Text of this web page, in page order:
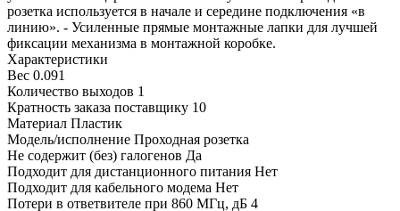
розетка используется в начале и середине подключения «в
линию». - Усиленные прямые монтажные лапки для лучшей
фиксации механизма в монтажной коробке.
Характеристики
Вес 0.091
Количество выходов 1
Кратность заказа поставщику 10
Материал Пластик
Модель/исполнение Проходная розетка
Не содержит (без) галогенов Да
Подходит для дистанционного питания Нет
Подходит для кабельного модема Нет
Потери в ответвителе при 860 МГц, дБ 4